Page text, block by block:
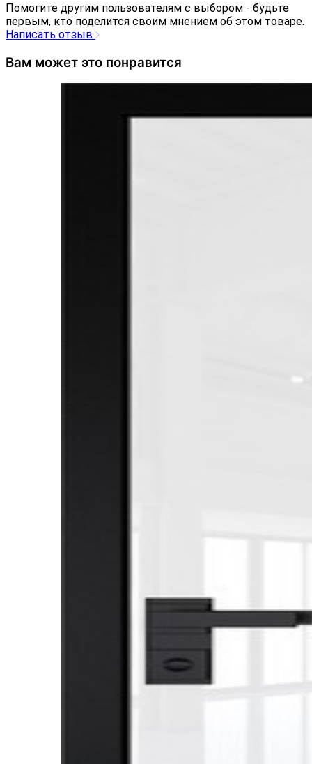
Помогите другим пользователям с выбором - будьте
первым, кто поделится своим мнением об этом товаре.
Написать отзыв
Вам может это понравится